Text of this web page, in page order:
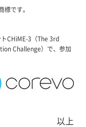
です。
CHiME-3（The 3rd
Challenge）で、参加
以上